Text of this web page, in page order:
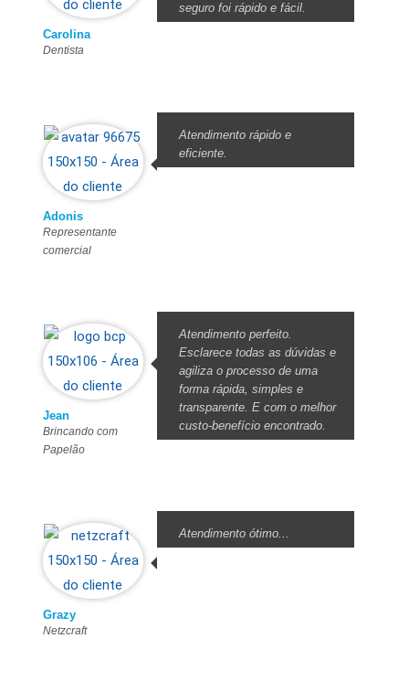
Carolina
Dentista
seguro foi rápido e fácil.
Adonis
Representante
comercial
Atendimento rápido e
eficiente.
Jean
Brincando com
Papelão
Atendimento perfeito.
Esclarece todas as dúvidas e
agiliza o processo de uma
forma rápida, simples e
transparente. E com o melhor
custo-benefício encontrado.
Grazy
Netzcraft
Atendimento ótimo...